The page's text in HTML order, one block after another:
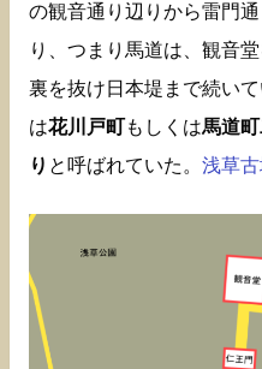
の観音通り辺りから雷門
り、つまり馬道は、観音
裏を抜け日本堤まで続いて
は花川戸町もしくは馬道町
り と呼ばれていた。 浅草古